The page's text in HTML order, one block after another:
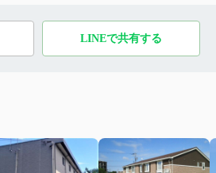
LINEで共有する